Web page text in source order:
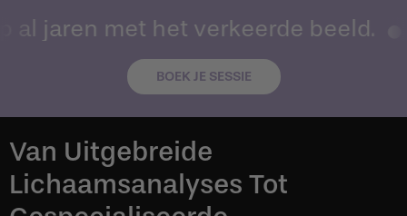
jaren met het verkeerde beeld.
BOEK JE SESSIE
Van Uitgebreide
Lichaamsanalyses Tot